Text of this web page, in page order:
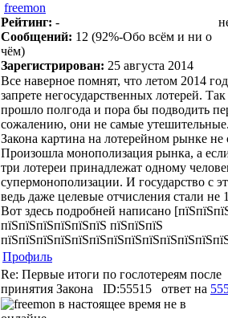
freemon
Рейтинг: -
Сообщений: 12 (92%-Обо всём и ни о
чём)
Зарегистрирован: 25 августа 2014
Все наверное помнят, что летом 2014
запрете негосударственных лотерей.
прошло полгода и пора бы подводить
сожалению, они не самые
Закона картина на лотерейном рынке не
Произошла монополизация рынка, а
три лотереи принадлежат одному
супермонополизации. И государство с
ведь даже целевые отчисления стали не
Вот здесь подробней написано
пїЅпїЅпїЅпїЅпїЅпїЅ пїЅпїЅпїЅ
Профиль
Re: Первые итоги по гослотереям после
принятия Закона
ID:55515 ответ на